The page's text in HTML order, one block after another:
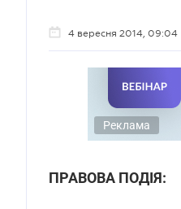
4 вересня 2014, 09:04
Реклама
ПРАВОВА ПОДІЯ: